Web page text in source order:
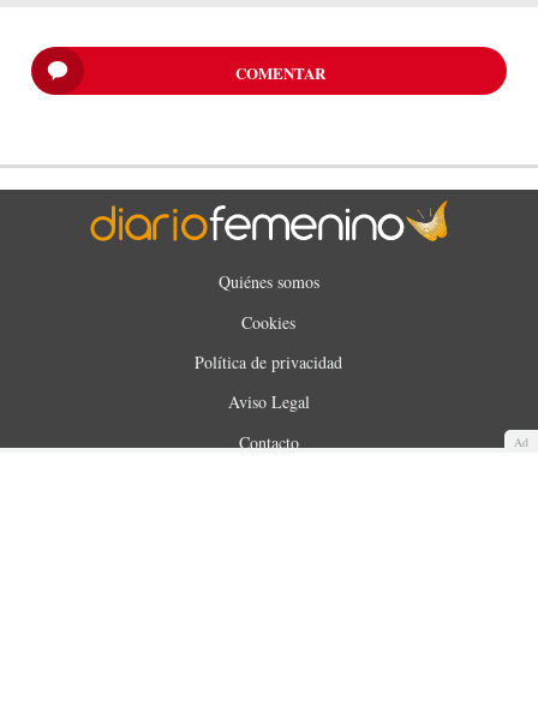
COMENTAR
Ad
Quiénes somos
Cookies
Política de privacidad
Aviso Legal
Contacto